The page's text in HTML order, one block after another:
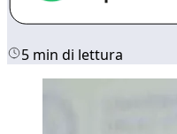
5 min di lettura